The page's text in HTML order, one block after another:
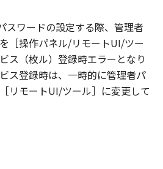
可等を得ることなしに、本
全部または一部を、直接ま
してはなりません。
スワードの設定する際、管理者
［操作パネル/リモートUI/ツー
ス（枚ル）登録時エラーとなり
ス登録時は、一時的に管理者パ
リモートUI/ツール］に変更して